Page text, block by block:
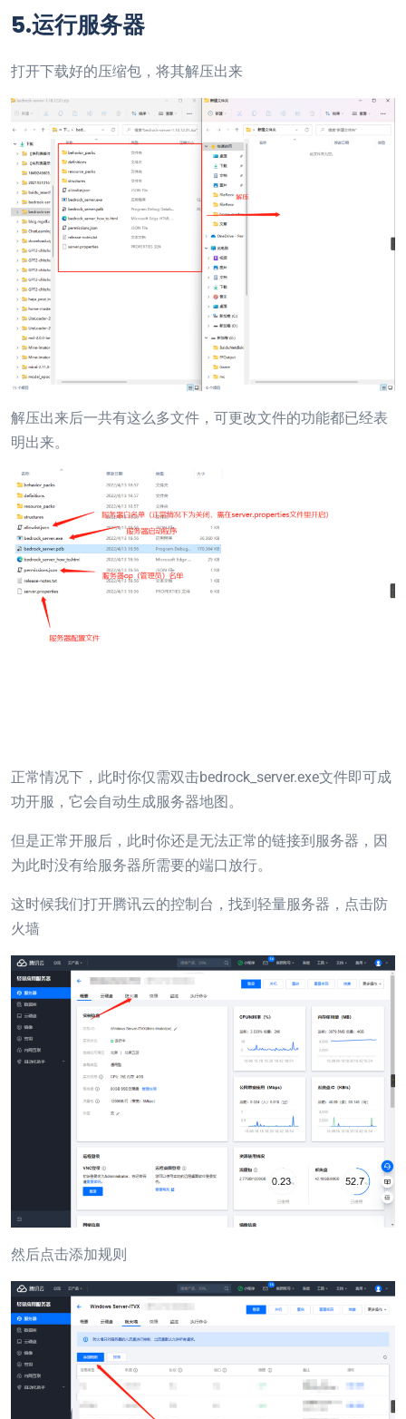
5.运行服务器
打开下载好的压缩包，将其解压出来
解压出来后一共有这么多文件，可更改文件的功能都已经表
明出来。
正常情况下，此时你仅需双击bedrock_server.exe文件即可成
功开服，它会自动生成服务器地图。
但是正常开服后，此时你还是无法正常的链接到服务器，因
为此时没有给服务器所需要的端口放行。
这时候我们打开腾讯云的控制台，找到轻量服务器，点击防
火墙
然后点击添加规则